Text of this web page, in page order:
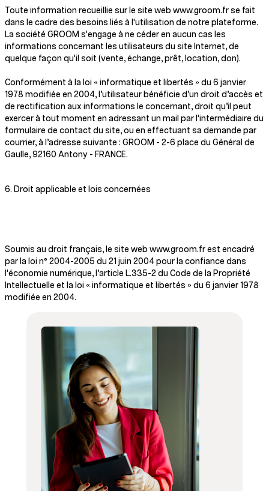
Toute information recueillie sur le site web www.groom.fr se fait
dans le cadre des besoins liés à l'utilisation de notre plateforme.
La société GROOM s'engage à ne céder en aucun cas les
informations concernant les utilisateurs du site Internet, de
quelque façon qu'il soit (vente, échange, prêt, location, don).
Conformément à la loi « informatique et libertés » du 6 janvier
1978 modifiée en 2004, l’utilisateur bénéficie d’un droit d’accès et
de rectification aux informations le concernant, droit qu’il peut
exercer à tout moment en adressant un mail par l'intermédiaire du
formulaire de contact du site, ou en effectuant sa demande par
courrier, à l’adresse suivante : GROOM - 2-6 place du Général de
Gaulle, 92160 Antony - FRANCE.
6. Droit applicable et lois concernées
Soumis au droit français, le site web www.groom.fr est encadré
par la loi n° 2004-2005 du 21 juin 2004 pour la confiance dans
l'économie numérique, l’article L.335-2 du Code de la Propriété
Intellectuelle et la loi « informatique et libertés » du 6 janvier 1978
modifiée en 2004.